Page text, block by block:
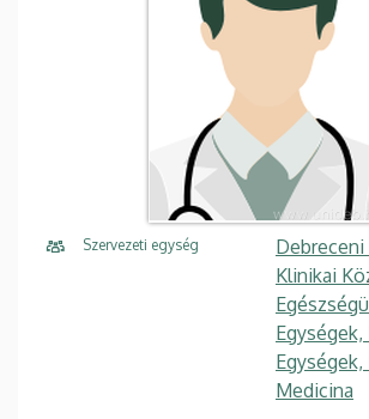
Szervezeti egység
Klinikai
Medicina